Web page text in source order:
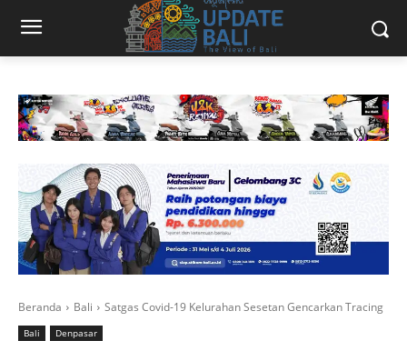
Beranda Bali Satgas Covid-19 Kelurahan Sesetan Gencarkan Tracing
Bali Denpasar